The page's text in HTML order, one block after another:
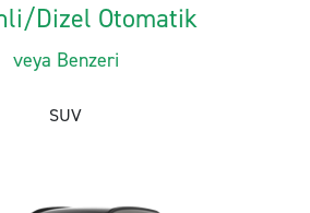
Dizel Otomatik
veya Benzeri
SUV